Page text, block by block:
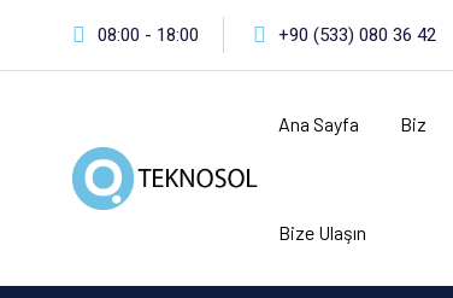
08:00 - 18:00 +90 (533) 080 36 42
Ana Sayfa Biz
Bize Ulaşın